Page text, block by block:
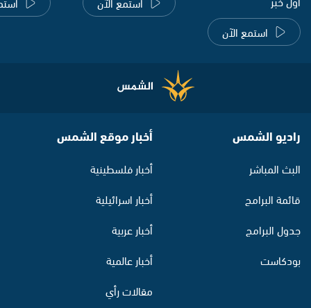
استمع الآن
راديو الشمس
البث المباشر
قائمة البرامج
جدول البرامج
بودكاست
أخبار موقع الشمس
أخبار فلسطينية
أخبار اسرائيلية
أخبار عربية
أخبار عالمية
مقالات رأي